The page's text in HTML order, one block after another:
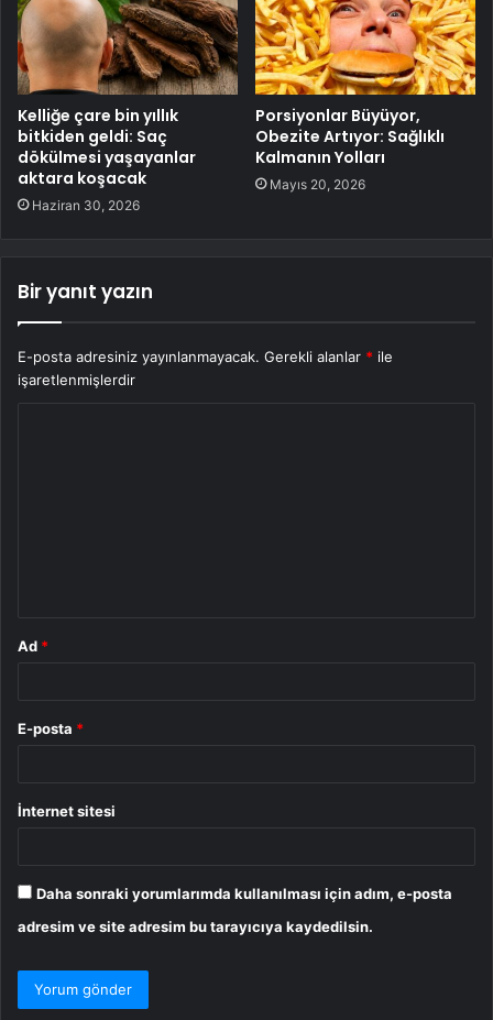
Kelliğe çare bin yıllık
bitkiden geldi: Saç
dökülmesi yaşayanlar
aktara koşacak
Haziran 30, 2026
Porsiyonlar Büyüyor,
Obezite Artıyor: Sağlıklı
Kalmanın Yolları
Mayıs 20, 2026
Bir yanıt yazın
E-posta adresiniz yayınlanmayacak. Gerekli alanlar * ile
işaretlenmişlerdir
Ad *
E-posta *
İnternet sitesi
Daha sonraki yorumlarımda kullanılması için adım, e-posta
adresim ve site adresim bu tarayıcıya kaydedilsin.